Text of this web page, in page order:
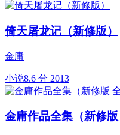
倚天屠龙记（新修版）
金庸
小说8.6 分 2013
金庸作品全集（新修版